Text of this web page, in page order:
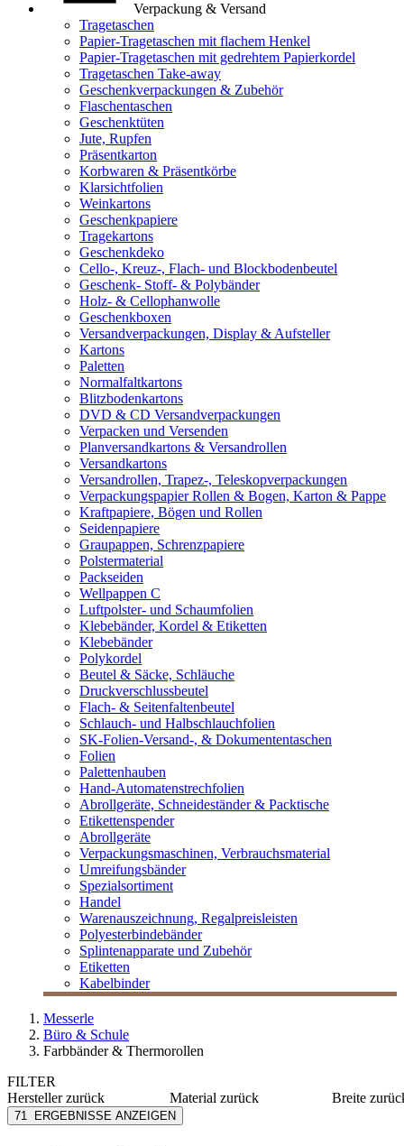
Verpackung & Versand
Tragetaschen
Papier-Tragetaschen mit flachem Henkel
Papier-Tragetaschen mit gedrehtem Papierkordel
Tragetaschen Take-away
Geschenkverpackungen & Zubehör
Flaschentaschen
Geschenktüten
Jute, Rupfen
Präsentkarton
Korbwaren & Präsentkörbe
Klarsichtfolien
Weinkartons
Geschenkpapiere
Tragekartons
Geschenkdeko
Cello-, Kreuz-, Flach- und Blockbodenbeutel
Geschenk- Stoff- & Polybänder
Holz- & Cellophanwolle
Geschenkboxen
Versandverpackungen, Display & Aufsteller
Kartons
Paletten
Normalfaltkartons
Blitzbodenkartons
DVD & CD Versandverpackungen
Verpacken und Versenden
Planversandkartons & Versandrollen
Versandkartons
Versandrollen, Trapez-, Teleskopverpackungen
Verpackungspapier Rollen & Bogen, Karton & Pappe
Kraftpapiere, Bögen und Rollen
Seidenpapiere
Graupappen, Schrenzpapiere
Polstermaterial
Packseiden
Wellpappen C
Luftpolster- und Schaumfolien
Klebebänder, Kordel & Etiketten
Klebebänder
Polykordel
Beutel & Säcke, Schläuche
Druckverschlussbeutel
Flach- & Seitenfaltenbeutel
Schlauch- und Halbschlauchfolien
SK-Folien-Versand-, & Dokumententaschen
Folien
Palettenhauben
Hand-Automatenstrechfolien
Abrollgeräte, Schneideständer & Packtische
Etikettenspender
Abrollgeräte
Verpackungsmaschinen, Verbrauchsmaterial
Umreifungsbänder
Spezialsortiment
Handel
Warenauszeichnung, Regalpreisleisten
Polyesterbindebänder
Splintenapparate und Zubehör
Etiketten
Kabelbinder
Messerle
Büro & Schule
Farbbänder & Thermorollen
FILTER
Herstellerzurück
Arofol
Material zurück
Breite
71 ERGEBNISSE ANZEIGEN